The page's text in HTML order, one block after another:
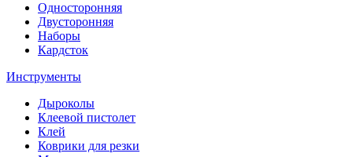
Односторонняя
Двусторонняя
Наборы
Кардсток
Инструменты
Дыроколы
Клеевой пистолет
Клей
Коврики для резки